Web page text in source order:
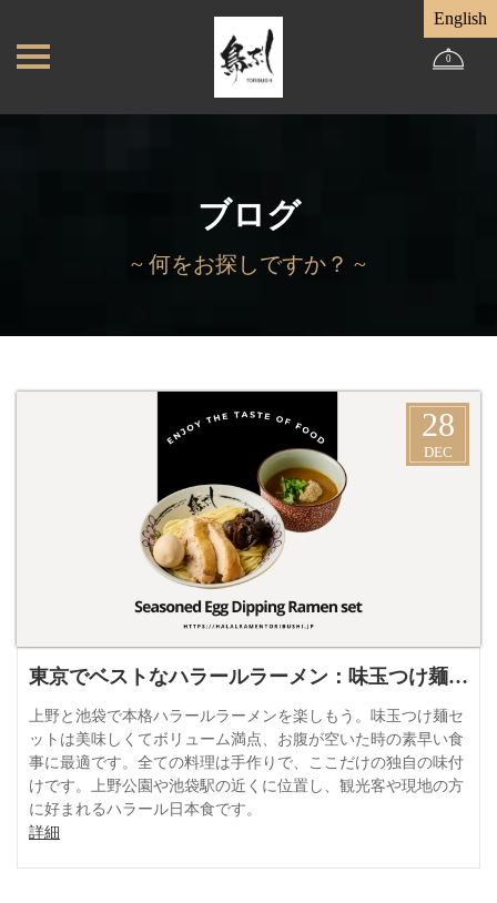
English
0
ブログ
~ 何をお探しですか？ ~
28
DEC
東京でベストなハラールラーメン：味玉つけ麺セット
上野と池袋で本格ハラールラーメンを楽しもう。味玉つけ麺セ
ットは美味しくてボリューム満点、お腹が空いた時の素早い食
事に最適です。全ての料理は手作りで、ここだけの独自の味付
けです。上野公園や池袋駅の近くに位置し、観光客や現地の方
に好まれるハラール日本食です。
詳細